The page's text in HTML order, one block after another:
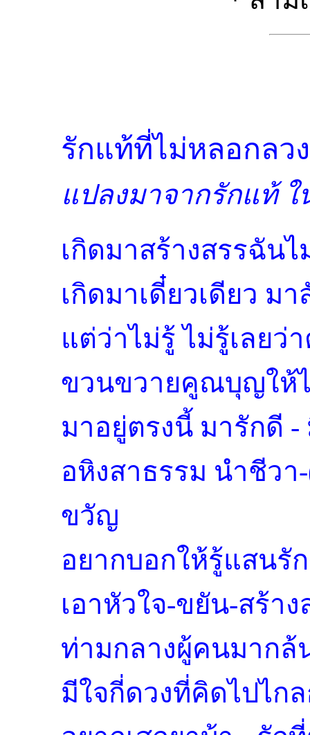
รักแท้ที่ไม่หลอกลวง
แปลงมาจากรักแท้
เกิดมาสร้างสรรฉันไ
เกิดมาเดี๋ยวเดียว ม
แต่ว่าไม่รู้ ไม่รู้เลยว่
ขวนขวายคูณบุญให้
มาอยู่ตรงนี้ มารักดี -
อหิงสาธรรม นำชีว
ขวัญ
อยากบอกให้รู้แสนรั
เอาหัวใจ-ขยัน-สร้า
ท่ามกลางผู้คนมากล้
มีใจกี่ดวงที่คิดไปไก